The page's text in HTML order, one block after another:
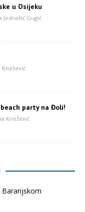
u Osijeku
Jednašić Gugić
Knežević
party na Đoli!
Knežević
Baranjskom